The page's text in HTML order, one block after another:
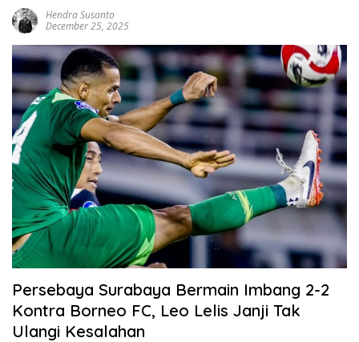
Hendra Susanto
December 25, 2025
Persebaya Surabaya Bermain Imbang 2-2
Kontra Borneo FC, Leo Lelis Janji Tak
Ulangi Kesalahan